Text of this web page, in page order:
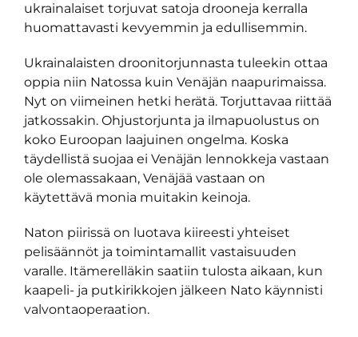
ukrainalaiset torjuvat satoja drooneja kerralla
huomattavasti kevyemmin ja edullisemmin.
Ukrainalaisten droonitorjunnasta tuleekin ottaa
oppia niin Natossa kuin Venäjän naapurimaissa.
Nyt on viimeinen hetki herätä. Torjuttavaa riittää
jatkossakin. Ohjustorjunta ja ilmapuolustus on
koko Euroopan laajuinen ongelma. Koska
täydellistä suojaa ei Venäjän lennokkeja vastaan
ole olemassakaan, Venäjää vastaan on
käytettävä monia muitakin keinoja.
Naton piirissä on luotava kiireesti yhteiset
pelisäännöt ja toimintamallit vastaisuuden
varalle. Itämerelläkin saatiin tulosta aikaan, kun
kaapeli- ja putkirikkojen jälkeen Nato käynnisti
valvontaoperaation.